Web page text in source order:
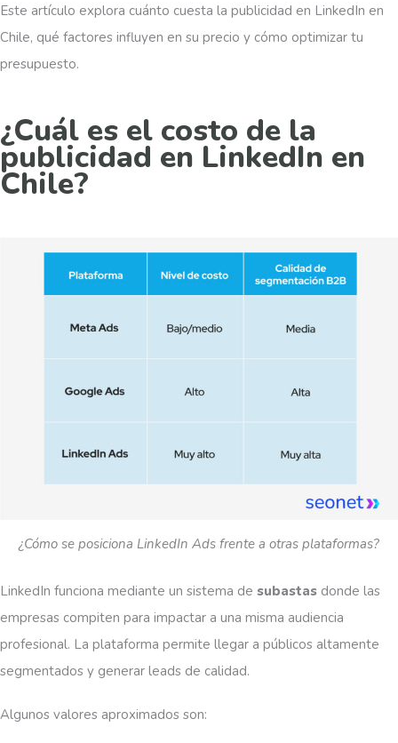
Este artículo explora cuánto cuesta la publicidad en LinkedIn en
Chile, qué factores influyen en su precio y cómo optimizar tu
presupuesto.
¿Cuál es el costo de la
publicidad en LinkedIn en
Chile?
¿Cómo se posiciona LinkedIn Ads frente a otras plataformas?
LinkedIn funciona mediante un sistema de subastas donde las
empresas compiten para impactar a una misma audiencia
profesional. La plataforma permite llegar a públicos altamente
segmentados y generar leads de calidad.
Algunos valores aproximados son: